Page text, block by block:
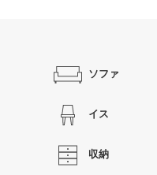
ソファ
イス
収納